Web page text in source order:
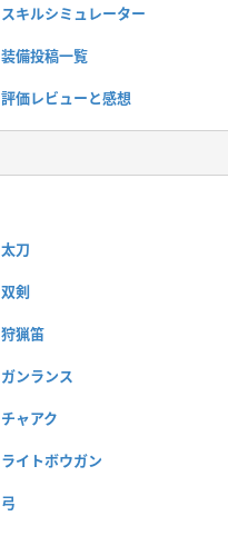
スキルシミュレーター
装備投稿一覧
評価レビューと感想
太刀
双剣
狩猟笛
ガンランス
チャアク
ライトボウガン
弓